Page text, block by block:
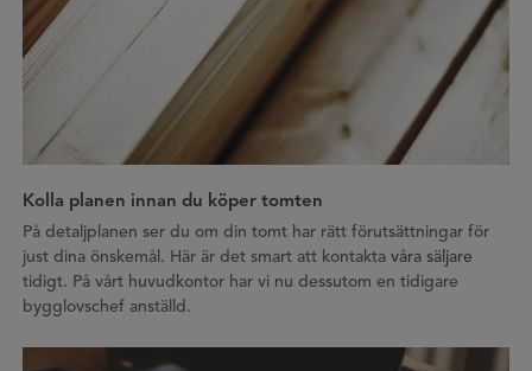
Kolla planen innan du köper tomten
På detaljplanen ser du om din tomt har rätt förutsättningar för
just dina önskemål. Här är det smart att kontakta våra säljare
tidigt. På vårt huvudkontor har vi nu dessutom en tidigare
bygglovschef anställd.